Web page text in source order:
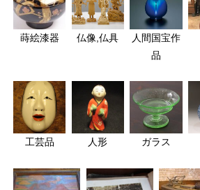
蒔絵漆器 仏像,仏具
人間国宝作
品
工芸品 人形 ガラス